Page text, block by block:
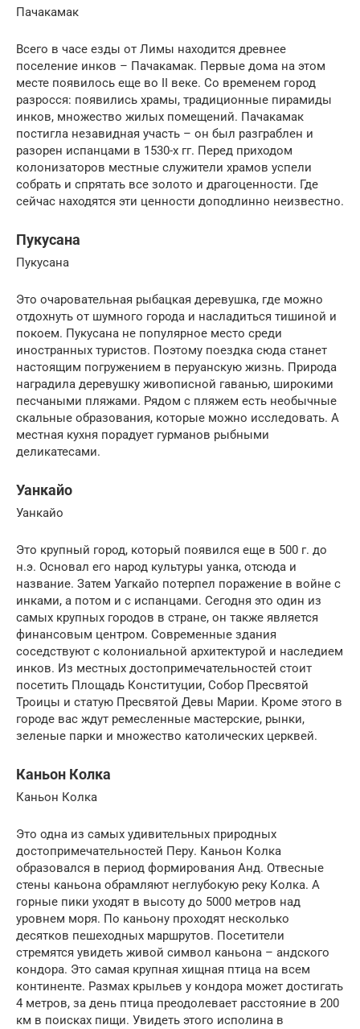
Пачакамак
Всего в часе езды от Лимы находится древнее
поселение инков – Пачакамак. Первые дома на этом
месте появилось еще во II веке. Со временем город
разросся: появились храмы, традиционные пирамиды
инков, множество жилых помещений. Пачакамак
постигла незавидная участь – он был разграблен и
разорен испанцами в 1530-х гг. Перед приходом
колонизаторов местные служители храмов успели
собрать и спрятать все золото и драгоценности. Где
сейчас находятся эти ценности доподлинно неизвестно.
Пукусана
Пукусана
Это очаровательная рыбацкая деревушка, где можно
отдохнуть от шумного города и насладиться тишиной и
покоем. Пукусана не популярное место среди
иностранных туристов. Поэтому поездка сюда станет
настоящим погружением в перуанскую жизнь. Природа
наградила деревушку живописной гаванью, широкими
песчаными пляжами. Рядом с пляжем есть необычные
скальные образования, которые можно исследовать. А
местная кухня порадует гурманов рыбными
деликатесами.
Уанкайо
Уанкайо
Это крупный город, который появился еще в 500 г. до
н.э. Основал его народ культуры уанка, отсюда и
название. Затем Уагкайо потерпел поражение в войне с
инками, а потом и с испанцами. Сегодня это один из
самых крупных городов в стране, он также является
финансовым центром. Современные здания
соседствуют с колониальной архитектурой и наследием
инков. Из местных достопримечательностей стоит
посетить Площадь Конституции, Собор Пресвятой
Троицы и статую Пресвятой Девы Марии. Кроме этого в
городе вас ждут ремесленные мастерские, рынки,
зеленые парки и множество католических церквей.
Каньон Колка
Каньон Колка
Это одна из самых удивительных природных
достопримечательностей Перу. Каньон Колка
образовался в период формирования Анд. Отвесные
стены каньона обрамляют неглубокую реку Колка. А
горные пики уходят в высоту до 5000 метров над
уровнем моря. По каньону проходят несколько
десятков пешеходных маршрутов. Посетители
стремятся увидеть живой символ каньона – андского
кондора. Это самая крупная хищная птица на всем
континенте. Размах крыльев у кондора может достигать
4 метров, за день птица преодолевает расстояние в 200
км в поисках пищи. Увидеть этого исполина в